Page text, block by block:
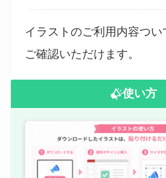
イラストのご利用内容つい
ご確認いただけます。
使い方